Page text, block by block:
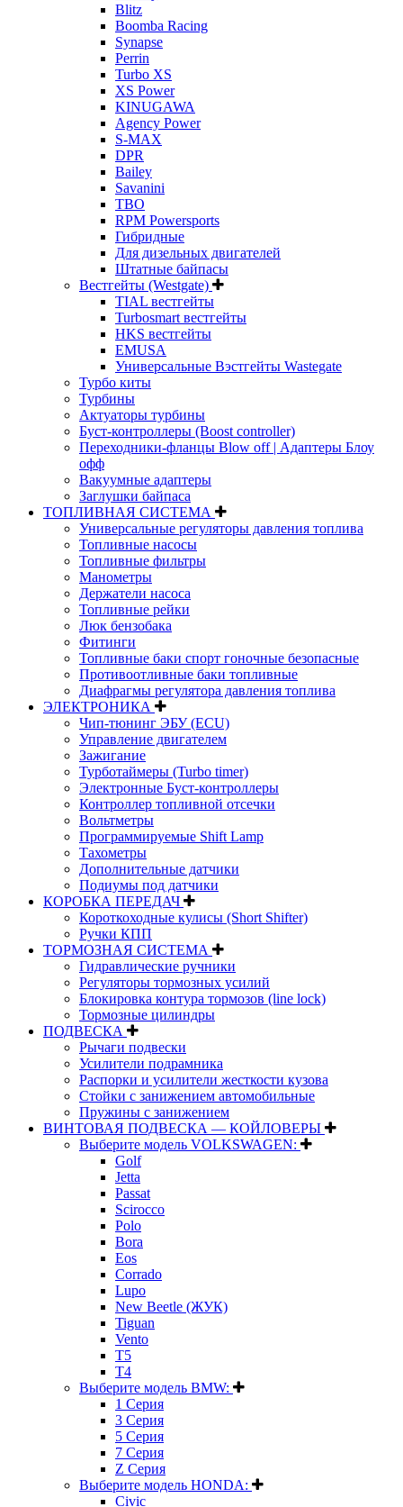
Blitz
Boomba Racing
Synapse
Perrin
Turbo XS
XS Power
KINUGAWA
Agency Power
S-MAX
DPR
Bailey
Savanini
TBO
RPM Powersports
Гибридные
Для дизельных двигателей
Штатные байпасы
Вестгейты (Westgate)
TIAL вестгейты
Turbosmart вестгейты
HKS вестгейты
EMUSA
Универсальные Вэстгейты Wastegate
Турбо киты
Турбины
Актуаторы турбины
Буст-контроллеры (Boost controller)
Переходники-фланцы Blow off | Адаптеры Блоу
офф
Вакуумные адаптеры
Заглушки байпаса
ТОПЛИВНАЯ СИСТЕМА
Универсальные регуляторы давления топлива
Топливные насосы
Топливные фильтры
Манометры
Держатели насоса
Топливные рейки
Люк бензобака
Фитинги
Топливные баки спорт гоночные безопасные
Противоотливные баки топливные
Диафрагмы регулятора давления топлива
ЭЛЕКТРОНИКА
Чип-тюнинг ЭБУ (ECU)
Управление двигателем
Зажигание
Турботаймеры (Turbo timer)
Электронные Буст-контроллеры
Контроллер топливной отсечки
Вольтметры
Программируемые Shift Lamp
Тахометры
Дополнительные датчики
Подиумы под датчики
КОРОБКА ПЕРЕДАЧ
Короткоходные кулисы (Short Shifter)
Ручки КПП
ТОРМОЗНАЯ СИСТЕМА
Гидравлические ручники
Регуляторы тормозных усилий
Блокировка контура тормозов (line lock)
Тормозные цилиндры
ПОДВЕСКА
Рычаги подвески
Усилители подрамника
Распорки и усилители жесткости кузова
Стойки с занижением автомобильные
Пружины с занижением
ВИНТОВАЯ ПОДВЕСКА — КОЙЛОВЕРЫ
Выберите модель VOLKSWAGEN:
Golf
Jetta
Passat
Scirocco
Polo
Bora
Eos
Corrado
Lupo
New Beetle (ЖУК)
Tiguan
Vento
T5
T4
Выберите модель BMW:
1 Серия
3 Серия
5 Серия
7 Серия
Z Серия
Выберите модель HONDA:
Civic